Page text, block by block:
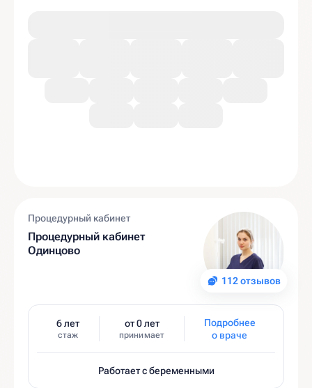
112 отзывов
Процедурный кабинет
Процедурный кабинет
Одинцово
6 лет
стаж
от 0 лет
принимает
Подробнее
о враче
Работает с беременными